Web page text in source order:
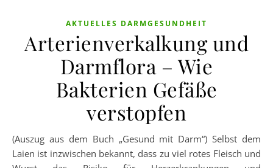
AKTUELLES DARMGESUNDHEIT
Arterienverkalkung und
Darmflora – Wie
Bakterien Gefäße
verstopfen
(Auszug aus dem Buch „Gesund mit Darm“) Selbst dem
Laien ist inzwischen bekannt, dass zu viel rotes Fleisch und